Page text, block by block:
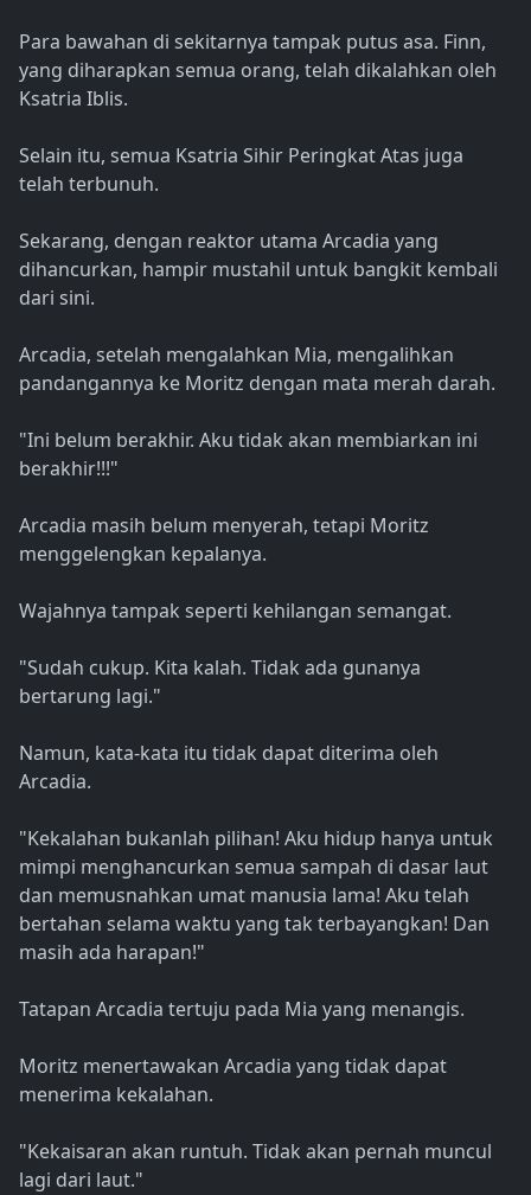
Para bawahan di sekitarnya tampak putus asa. Finn,
yang diharapkan semua orang, telah dikalahkan oleh
Ksatria Iblis.
Selain itu, semua Ksatria Sihir Peringkat Atas juga
telah terbunuh.
Sekarang, dengan reaktor utama Arcadia yang
dihancurkan, hampir mustahil untuk bangkit kembali
dari sini.
Arcadia, setelah mengalahkan Mia, mengalihkan
pandangannya ke Moritz dengan mata merah darah.
"Ini belum berakhir. Aku tidak akan membiarkan ini
berakhir!!!"
Arcadia masih belum menyerah, tetapi Moritz
menggelengkan kepalanya.
Wajahnya tampak seperti kehilangan semangat.
"Sudah cukup. Kita kalah. Tidak ada gunanya
bertarung lagi."
Namun, kata-kata itu tidak dapat diterima oleh
Arcadia.
"Kekalahan bukanlah pilihan! Aku hidup hanya untuk
mimpi menghancurkan semua sampah di dasar laut
dan memusnahkan umat manusia lama! Aku telah
bertahan selama waktu yang tak terbayangkan! Dan
masih ada harapan!"
Tatapan Arcadia tertuju pada Mia yang menangis.
Moritz menertawakan Arcadia yang tidak dapat
menerima kekalahan.
"Kekaisaran akan runtuh. Tidak akan pernah muncul
lagi dari laut."